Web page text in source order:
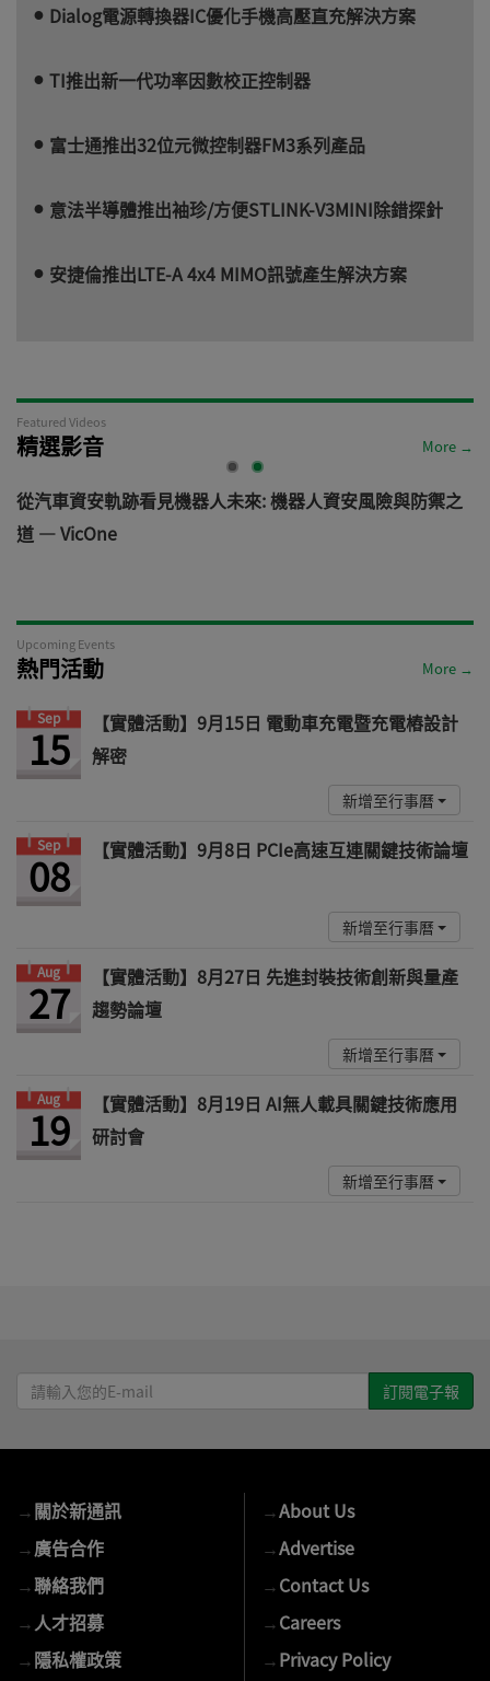
Dialog電源轉換器IC優化手機高壓直充解決方案
TI推出新一代功率因數校正控制器
富士通推出32位元微控制器FM3系列產品
意法半導體推出袖珍/方便STLINK-V3MINI除錯探針
安捷倫推出LTE-A 4x4 MIMO訊號產生解決方案
Featured Videos
精選影音 More →
從汽車資安軌跡看見機器人未來: 機器人資安風險與防禦之
道 — VicOne
Upcoming Events
熱門活動 More →
Sep
15
【實體活動】9月15日 電動車充電暨充電樁設計
解密
新增至行事曆
Sep
08 【實體活動】9月8日 PCIe高速互連關鍵技術論壇
新增至行事曆
Aug
27
【實體活動】8月27日 先進封裝技術創新與量產
趨勢論壇
新增至行事曆
Aug
19
【實體活動】8月19日 AI無人載具關鍵技術應用
研討會
新增至行事曆
請
輸
E-
mail
→關於新通訊
→廣告合作
→聯絡我們
→ 人才招募
→隱私權政策
→About Us
→Advertise
→Contact Us
→Careers
→Privacy Policy